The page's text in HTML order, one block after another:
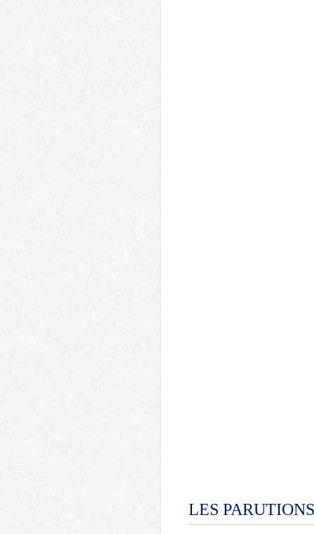
LES